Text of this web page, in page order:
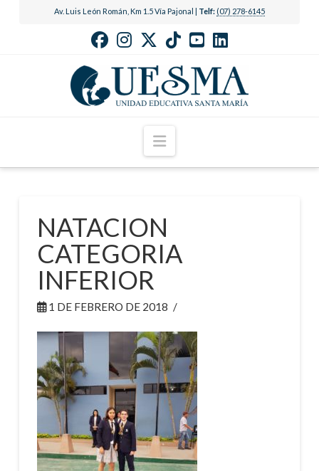
Av. Luis León Román, Km 1.5 Vía Pajonal | Telf: (07) 278-6145
Navigation
NATACION
CATEGORIA
INFERIOR
1 DE FEBRERO DE 2018